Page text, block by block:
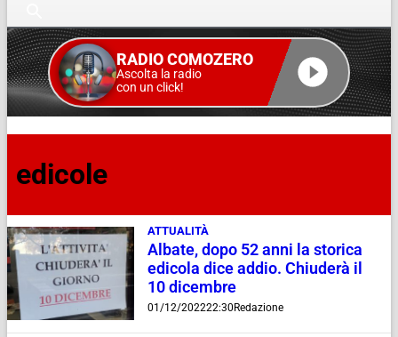
RADIO COMOZERO
Ascolta la radio
con un click!
edicole
ATTUALITÀ
Albate, dopo 52 anni la storica
edicola dice addio. Chiuderà il
10 dicembre
01/12/202222:30Redazione